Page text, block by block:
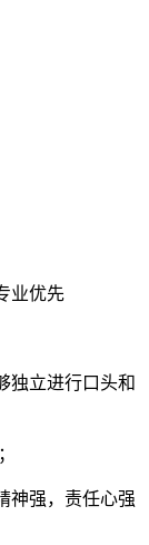
业优先
独立进行口头和
神强，责任心强